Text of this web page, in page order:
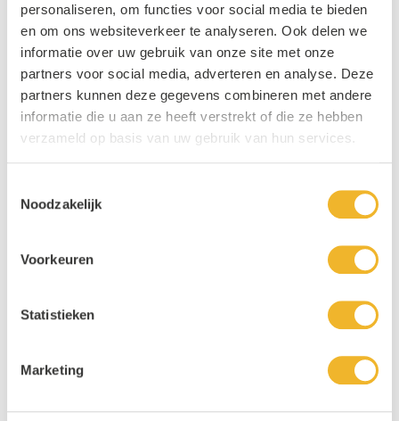
personaliseren, om functies voor social media te bieden
en om ons websiteverkeer te analyseren. Ook delen we
informatie over uw gebruik van onze site met onze
partners voor social media, adverteren en analyse. Deze
partners kunnen deze gegevens combineren met andere
informatie die u aan ze heeft verstrekt of die ze hebben
verzameld op basis van uw gebruik van hun services.
Noodzakelijk
Voorkeuren
Statistieken
Marketing